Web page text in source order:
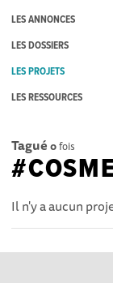
LES ANNONCES
LES DOSSIERS
LES PROJETS
LES RESSOURCES
Tagué 0fois
Il n'y a aucun